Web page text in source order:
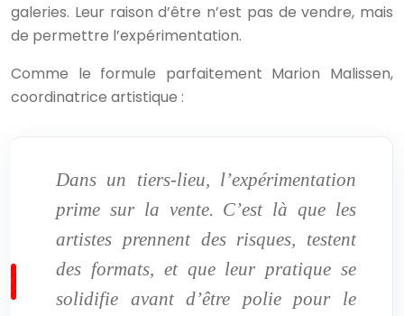
galeries. Leur raison d’être n’est pas de vendre, mais
de permettre l’expérimentation.
Comme le formule parfaitement Marion Malissen,
coordinatrice artistique :
Dans un tiers-lieu, l’expérimentation
prime sur la vente. C’est là que les
artistes prennent des risques, testent
des formats, et que leur pratique se
solidifie avant d’être polie pour le